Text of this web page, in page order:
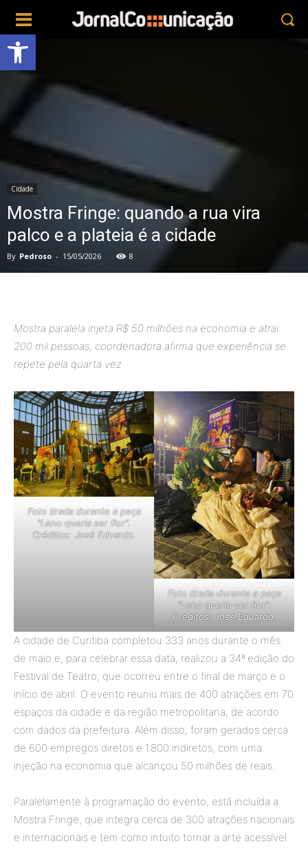
Abrir a barra de ferramentas
Cidade
Mostra Fringe: quando a rua vira
palco e a plateia é a cidade
By Pedroso - 15/05/2026 8
Mostra paralela injeta R$ 50 milhões na economia e atrai
200 mil pessoas; coordenadora afirma que experiência se
repete pela quarta vez
Foto tirada durante a peça
“Leno queria ser flor”.
Créditos: José Eduardo.
Foto tirada durante a peça
“Leno queria ser flor”.
Créditos: José Eduardo.
A cidade de Curitiba completou 333 anos durante o mês
de maio e, para celebrar essa data, realizou a 34ª edição do
Festival de Teatro, que ocorreu entre o final de março e o
início de abril. O evento reuniu mais de 400 atrações em 70
espaços da cidade e da região metropolitana, de acordo
com dados da prefeitura. Além disso, foram gerados cerca
de 600 empregos diretos e 1.800 indiretos, com uma
injeção na economia que alcançou 50 milhões de reais.
Paralelamente à programação do evento, está incluída a
Mostra Fringe, que integra cerca de 300 atrações nacionais
e internacionais e tem como intuito tornar a arte acessível